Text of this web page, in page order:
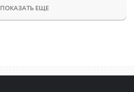
ПОКАЗАТЬ ЕЩЕ